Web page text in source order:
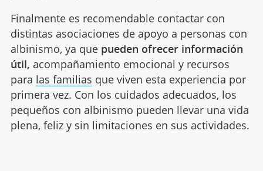
Finalmente es recomendable contactar con
distintas asociaciones de apoyo a personas con
albinismo, ya que pueden ofrecer información
útil, acompañamiento emocional y recursos
para las familias que viven esta experiencia por
primera vez. Con los cuidados adecuados, los
pequeños con albinismo pueden llevar una vida
plena, feliz y sin limitaciones en sus actividades.